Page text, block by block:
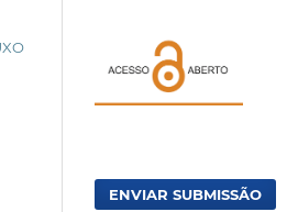
ENVIAR SUBMISSÃO